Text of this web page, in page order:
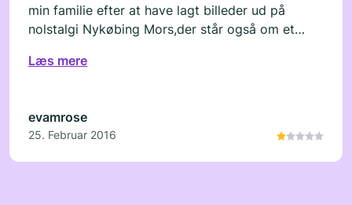
min familie efter at have lagt billeder ud på
nolstalgi Nykøbing Mors,der står også om et
rigtigt,jeg overtog bogens betaling efter min
at hun og hendes søster kar købt bogen til 2,500
kr i bør nu eftergive hvad jeg skylder d.d. føler
mig virkelig snydt, kan ikke være rigtigt at de får
Læs mere
evamrose
25. Februar 2016